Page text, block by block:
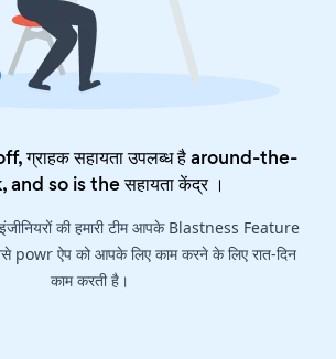
ग्राहक सहायता उपलब्ध है around-the-
and so is theसहायता केंद्र।
की हमारी टीम आपके Blastness Feature
ऐप को आपके लिए काम करने के लिए रात-दिन
काम करती है।